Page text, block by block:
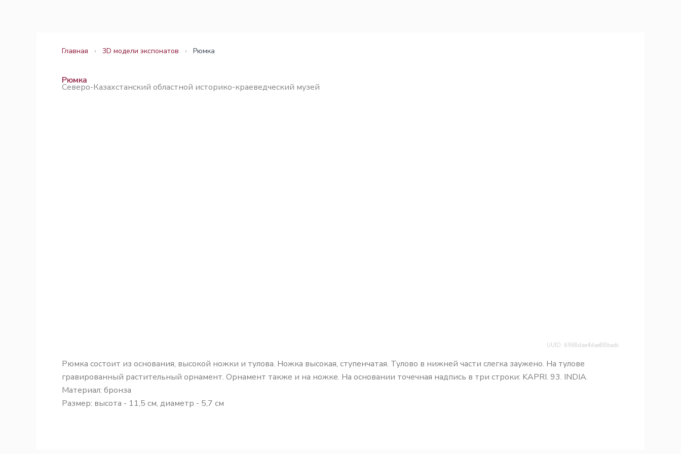
Главная › 3D модели экспонатов › Рюмка
Рюмка
Северо-Казахстанский областной историко-краеведческий музей
UUID: 6968dae4dae88badc
Рюмка состоит из основания, высокой ножки и тулова. Ножка высокая, ступенчатая. Тулово в нижней части слегка заужено. На тулове
гравированный растительный орнамент. Орнамент также и на ножке. На основании точечная надпись в три строки: KAPRI. 93. INDIA.
Материал: бронза
Размер: высота - 11,5 см, диаметр - 5,7 см